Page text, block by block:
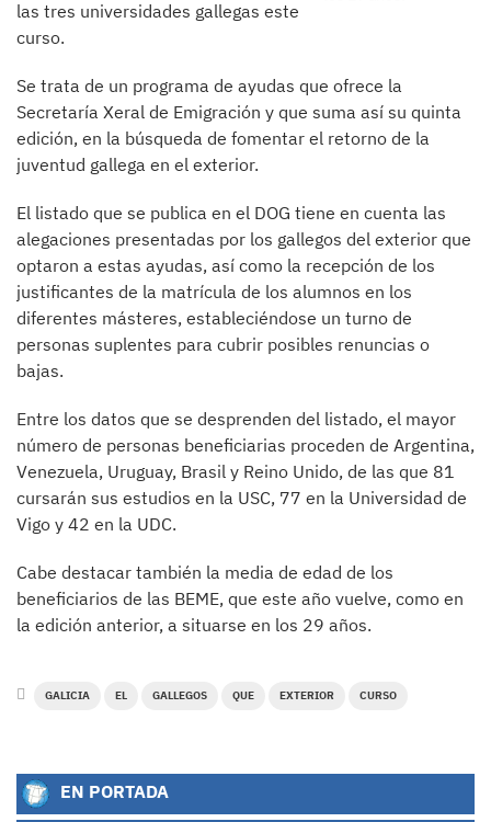
las tres universidades gallegas este
curso.
Se trata de un programa de ayudas que ofrece la
Secretaría Xeral de Emigración y que suma así su quinta
edición, en la búsqueda de fomentar el retorno de la
juventud gallega en el exterior.
El listado que se publica en el DOG tiene en cuenta las
alegaciones presentadas por los gallegos del exterior que
optaron a estas ayudas, así como la recepción de los
justificantes de la matrícula de los alumnos en los
diferentes másteres, estableciéndose un turno de
personas suplentes para cubrir posibles renuncias o
bajas.
Entre los datos que se desprenden del listado, el mayor
número de personas beneficiarias proceden de Argentina,
Venezuela, Uruguay, Brasil y Reino Unido, de las que 81
cursarán sus estudios en la USC, 77 en la Universidad de
Vigo y 42 en la UDC.
Cabe destacar también la media de edad de los
beneficiarios de las BEME, que este año vuelve, como en
la edición anterior, a situarse en los 29 años.
GALICIA EL GALLEGOS QUE EXTERIOR CURSO
EN PORTADA